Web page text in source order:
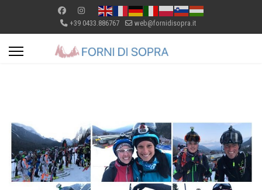
+39 0433.886767 web@fornidisopra.it